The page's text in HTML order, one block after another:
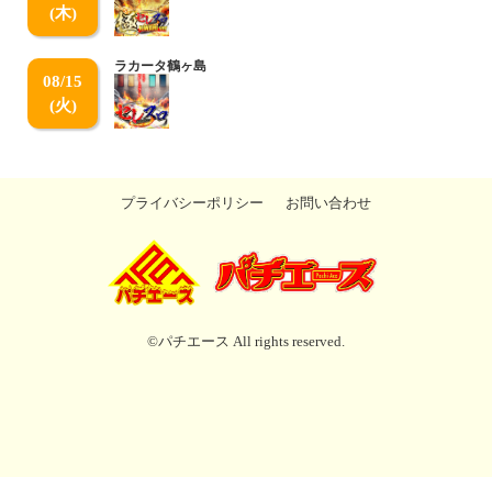
(木)
08/15
(火)
ラカータ鶴ヶ島
プライバシーポリシー お問い合わせ
©パチエース All rights reserved.